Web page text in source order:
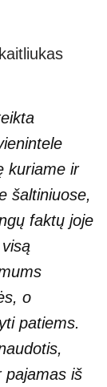
kuriame ir
šaltiniuose,
faktų joje
o
patiems.
pajamas iš